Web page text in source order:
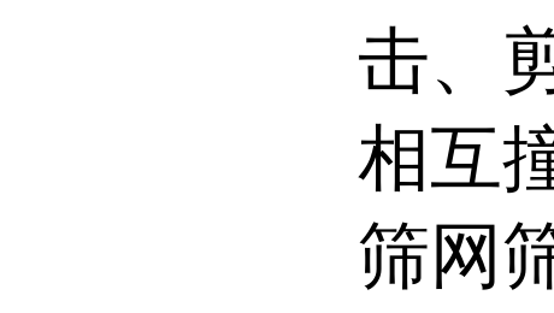
击、
相互
筛网